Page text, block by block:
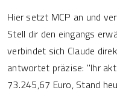
Hier setzt MCP an und
Stell dir den eingangs
verbindet sich Claude
antwortet präzise: "Ihr
73.245,67 Euro, Stand